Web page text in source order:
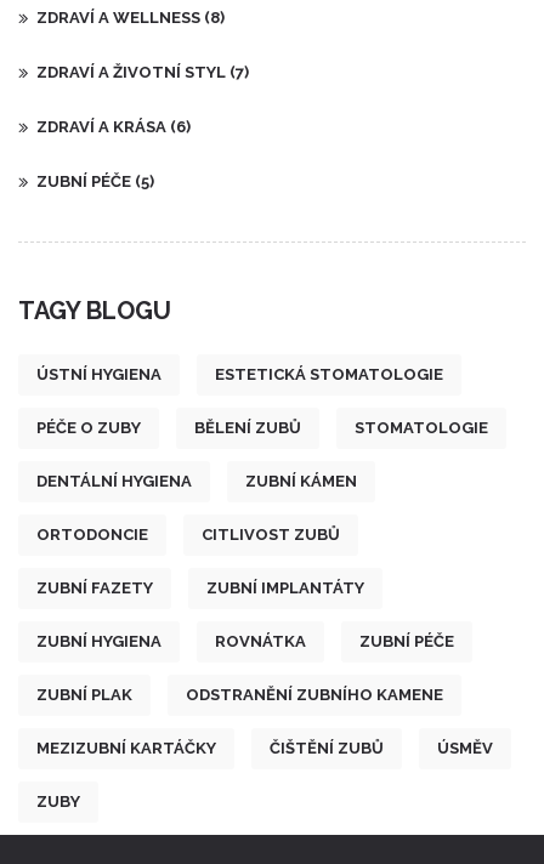
ZDRAVÍ A WELLNESS (8)
ZDRAVÍ A ŽIVOTNÍ STYL (7)
ZDRAVÍ A KRÁSA (6)
ZUBNÍ PÉČE (5)
TAGY BLOGU
ÚSTNÍ HYGIENA ESTETICKÁ STOMATOLOGIE
PÉČE O ZUBY BĚLENÍ ZUBŮ STOMATOLOGIE
DENTÁLNÍ HYGIENA ZUBNÍ KÁMEN
ORTODONCIE CITLIVOST ZUBŮ
ZUBNÍ FAZETY ZUBNÍ IMPLANTÁTY
ZUBNÍ HYGIENA ROVNÁTKA ZUBNÍ PÉČE
ZUBNÍ PLAK ODSTRANĚNÍ ZUBNÍHO KAMENE
MEZIZUBNÍ KARTÁČKY ČIŠTĚNÍ ZUBŮ ÚSMĚV
ZUBY